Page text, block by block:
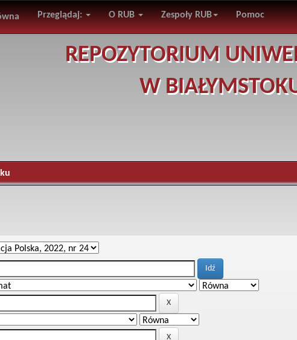
Przeglądaj: O RUB Zespoły RUB Pomoc
REPOZYTORIUM
W